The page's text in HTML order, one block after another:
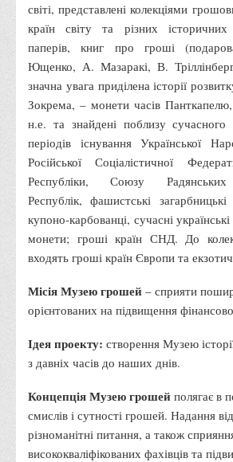
Адміністрація
Факультети
Обліково-фінансовий
Торгівлі, маркетингу та сфери
Економіки, менеджменту та права
Кафедри
Маркетингу та реклами
Товарознавства, експертизи та
підприємництва
Туризму та готельно-ресторанної
Фізичного виховання та спорту
Менеджменту та публічного
Інноваційної економіки та цифрових
Права
Обліку та оподаткування
Фінансів
Іноземної філології та перекладу
світі, представлені колекціями
країн світу та різних історичних
паперів, книг про гроші
Ющенко, А. Мазаракі, В.
значна увага приділена історії
Зокрема, – монети часів
н.е. та знайдені поблизу
періодів існування Української
Російської Соціалістичної
Республіки, Союзу Радянських
Республік, фашистські загарбницькі
купоно-карбованці, сучасні
монети; гроші країн СНД. До
входять гроші країн Європи та
Місія Музею грошей – сприяти
орієнтованих на підвищення
Ідея проекту: створення Музею
з давніх часів до наших днів.
Концепція Музею грошей полягає в
смислів і сутності грошей. Надання
різноманітні питання, а також
висококваліфікованих фахівців та